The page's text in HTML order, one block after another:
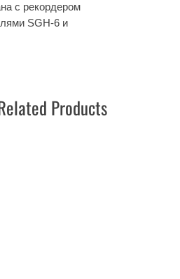
с рекордером
SGH-6 и
Products